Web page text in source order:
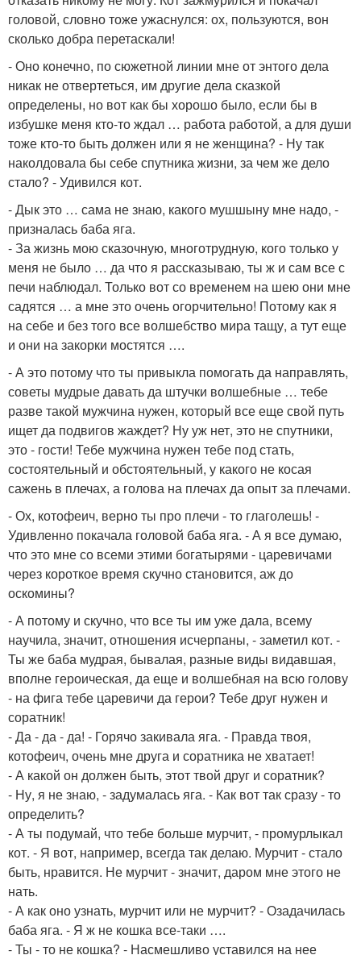
головой, словно тоже ужаснулся: ох, пользуются, вон
сколько добра перетаскали!
- Оно конечно, по сюжетной линии мне от энтого дела
никак не отвертеться, им другие дела сказкой
определены, но вот как бы хорошо было, если бы в
избушке меня кто-то ждал … работа работой, а для души
тоже кто-то быть должен или я не женщина? - Ну так
наколдовала бы себе спутника жизни, за чем же дело
стало? - Удивился кот.
- Дык это … сама не знаю, какого мушшыну мне надо, -
призналась баба яга.
- За жизнь мою сказочную, многотрудную, кого только у
меня не было … да что я рассказываю, ты ж и сам все с
печи наблюдал. Только вот со временем на шею они мне
садятся … а мне это очень огорчительно! Потому как я
на себе и без того все волшебство мира тащу, а тут еще
и они на закорки мостятся ….
- А это потому что ты привыкла помогать да направлять,
советы мудрые давать да штучки волшебные … тебе
разве такой мужчина нужен, который все еще свой путь
ищет да подвигов жаждет? Ну уж нет, это не спутники,
это - гости! Тебе мужчина нужен тебе под стать,
состоятельный и обстоятельный, у какого не косая
сажень в плечах, а голова на плечах да опыт за плечами.
- Ох, котофеич, верно ты про плечи - то глаголешь! -
Удивленно покачала головой баба яга. - А я все думаю,
что это мне со всеми этими богатырями - царевичами
через короткое время скучно становится, аж до
оскомины?
- А потому и скучно, что все ты им уже дала, всему
научила, значит, отношения исчерпаны, - заметил кот. -
Ты же баба мудрая, бывалая, разные виды видавшая,
вполне героическая, да еще и волшебная на всю голову
- на фига тебе царевичи да герои? Тебе друг нужен и
соратник!
- Да - да - да! - Горячо закивала яга. - Правда твоя,
котофеич, очень мне друга и соратника не хватает!
- А какой он должен быть, этот твой друг и соратник?
- Ну, я не знаю, - задумалась яга. - Как вот так сразу - то
определить?
- А ты подумай, что тебе больше мурчит, - промурлыкал
кот. - Я вот, например, всегда так делаю. Мурчит - стало
быть, нравится. Не мурчит - значит, даром мне этого не
нать.
- А как оно узнать, мурчит или не мурчит? - Озадачилась
баба яга. - Я ж не кошка все-таки ….
- Ты - то не кошка? - Насмешливо уставился на нее